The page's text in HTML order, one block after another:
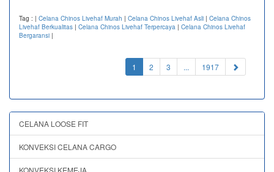
Tag : | Celana Chinos Livehaf Murah | Celana Chinos Livehaf Asli | Celana Chinos
Livehaf Berkualitas | Celana Chinos Livehaf Terpercaya | Celana Chinos Livehaf
Bergaransi |
1 (current)
2 3 ... 1917
CELANA LOOSE FIT
KONVEKSI CELANA CARGO
KONVEKSI KEMEJA